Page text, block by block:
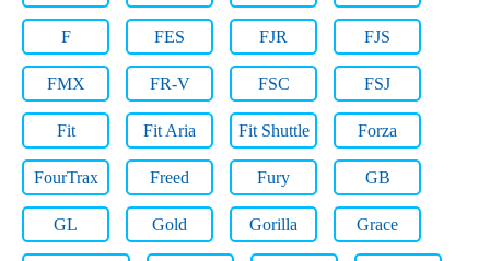
F FES FJR FJS
FMX FR-V FSC FSJ
Fit Fit Aria Fit Shuttle Forza
FourTrax Freed Fury GB
GL Gold Gorilla Grace